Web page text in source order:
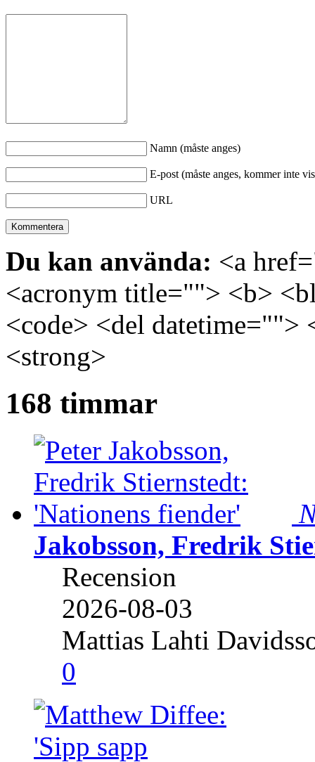
Namn (måste anges)
E-post (måste anges, kommer inte
URL
Du kan använda: <a
<acronym title=""> <b>
<code> <del
<strong>
168 timmar
Jakobsson, Fredrik
Recension
2026-08-03
Mattias Lahti
0